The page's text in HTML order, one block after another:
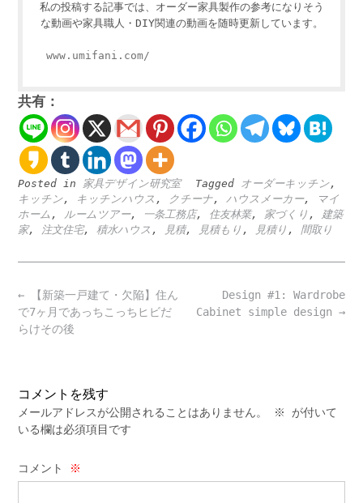
私の投稿する記事では、オーダー家具製作の参考になりそう
な動画や家具職人・DIY関連の動画を随時更新しています。
www.umifani.com/
共有：
Posted in 家具デザイン研究室 Tagged オーダーキッチン,
キッチン, キッチンハウス , クチーナ, ハウスメーカー,
マイ
ホーム , ルームツアー, 一条工務店, 住友林業, ‪家づくり , 建築
家, 注文住宅, 積水ハウス , 見積, 見積もり , 見積り , 間取り
Post
navigation
Design #1: Wardrobe
Cabinet simple design →
← 【新築一戸建て・欠陥】住ん
で7ヶ月であっちこっちヒビだ
らけその後
コメントを残す
メールアドレスが公開されることはありません。 ※
が付いて
いる欄は必須項目です
コメント ※